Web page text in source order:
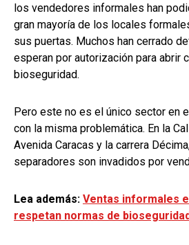
los vendedores informales han
gran mayoría de los locales
sus puertas. Muchos han cerrado
esperan por autorización para abrir
bioseguridad.
Pero este no es el único sector en
con la misma problemática. En la
Avenida Caracas y la carrera
separadores son invadidos por
Lea además: Ventas informales
respetan normas de